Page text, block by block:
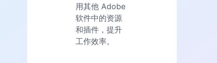
用其他 Adobe
软件中的资源
和插件，提升
工作效率。